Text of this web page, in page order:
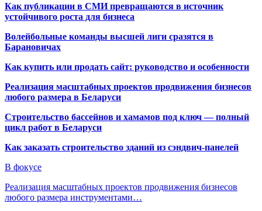
Как публикации в СМИ превращаются в источник
устойчивого роста для бизнеса
Волейбольные команды высшей лиги сразятся в
Барановичах
Как купить или продать сайт: руководство и особенности
Реализация масштабных проектов продвижения бизнесов
любого размера в Беларуси
Строительство бассейнов и хамамов под ключ — полный
цикл работ в Беларуси
Как заказать строительство зданий из сэндвич-панелей
В фокусе
Реализация масштабных проектов продвижения бизнесов
любого размера инструментами…